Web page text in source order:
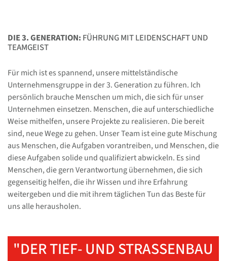
DIE 3. GENERATION: FÜHRUNG MIT LEIDENSCHAFT UND
TEAMGEIST
Für mich ist es spannend, unsere mittelständische
Unternehmensgruppe in der 3. Generation zu führen. Ich
persönlich brauche Menschen um mich, die sich für unser
Unternehmen einsetzen. Menschen, die auf unterschiedliche
Weise mithelfen, unsere Projekte zu realisieren. Die bereit
sind, neue Wege zu gehen. Unser Team ist eine gute Mischung
aus Menschen, die Aufgaben vorantreiben, und Menschen, die
diese Aufgaben solide und qualifiziert abwickeln. Es sind
Menschen, die gern Verantwortung übernehmen, die sich
gegenseitig helfen, die ihr Wissen und ihre Erfahrung
weitergeben und die mit ihrem täglichen Tun das Beste für
uns alle herausholen.
"DER TIEF- UND STRASSENBAU